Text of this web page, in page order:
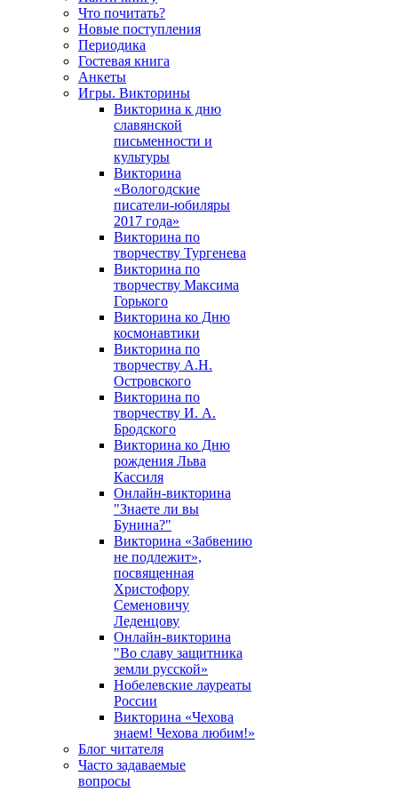
Что почитать?
Новые поступления
Периодика
Гостевая книга
Анкеты
Игры. Викторины
Викторина к дню
славянской
письменности и
культуры
Викторина
«Вологодские
писатели-юбиляры
2017 года»
Викторина по
творчеству Тургенева
Викторина по
творчеству Максима
Горького
Викторина ко Дню
космонавтики
Викторина по
творчеству А.Н.
Островского
Викторина по
творчеству И. А.
Бродского
Викторина ко Дню
рождения Льва
Кассиля
Онлайн-викторина
"Знаете ли вы
Бунина?"
Викторина «Забвению
не подлежит»,
посвященная
Христофору
Семеновичу
Леденцову
Онлайн-викторина
"Во славу защитника
земли русской»
Нобелевские лауреаты
России
Викторина «Чехова
знаем! Чехова любим!»
Блог читателя
Часто задаваемые
вопросы